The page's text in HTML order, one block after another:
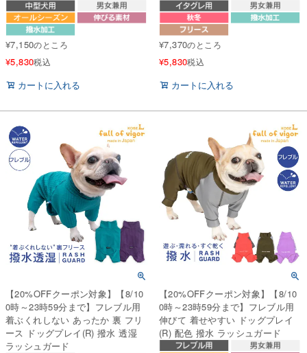
¥7,150のところ
¥5,830税込
カートに入れる
¥7,370のところ
¥5,830税込
カートに入れる
【20%OFFクーポン対象】【8/10
0時～23時59分まで】フレブル用
着ぶくれしない あったか 裏 フリ
ース ドッグプレイ(R) 撥水 透湿
ラッシュガード
【20%OFFクーポン対象】【8/10
0時～23時59分まで】フレブル用
伸びて 着せやすい ドッグプレイ
(R) 配色 撥水 ラッシュガード